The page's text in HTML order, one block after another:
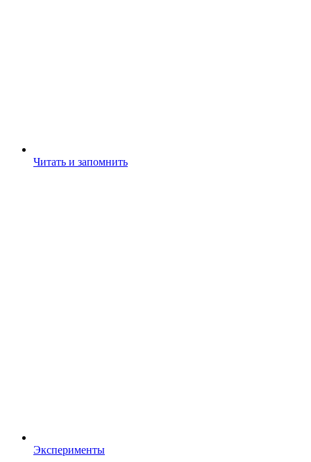
Читать и запомнить
Эксперименты